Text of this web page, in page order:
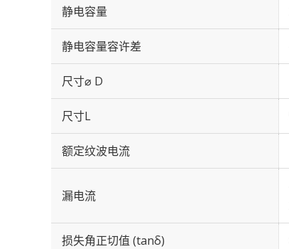
静电容量
静电容量容许差
尺寸⌀ D
尺寸L
额定纹波电流
漏电流
损失角正切值 (tanδ)